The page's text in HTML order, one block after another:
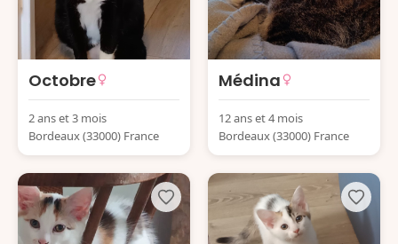
Octobre
2 ans et 3 mois
Bordeaux (33000) France
Médina
12 ans et 4 mois
Bordeaux (33000) France